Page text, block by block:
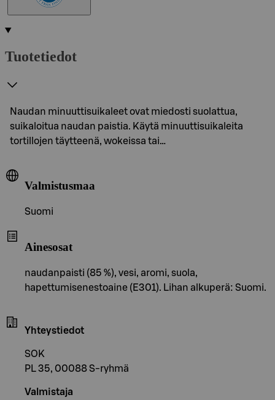
Tuotetiedot
Naudan minuuttisuikaleet ovat miedosti suolattua,
suikaloitua naudan paistia. Käytä minuuttisuikaleita
tortillojen täytteenä, wokeissa tai…
Valmistusmaa
Suomi
Ainesosat
naudanpaisti (85 %), vesi, aromi, suola,
hapettumisenestoaine (E301). Lihan alkuperä: Suomi.
Yhteystiedot
SOK
PL 35, 00088 S-ryhmä
Valmistaja